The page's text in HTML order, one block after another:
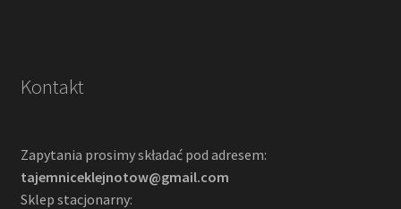
Kontakt
Zapytania prosimy składać pod adresem:
tajemniceklejnotow@gmail.com
Sklep stacjonarny: